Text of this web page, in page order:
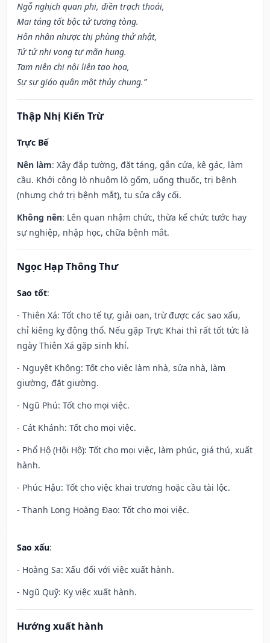
Ngỗ nghịch quan phi, điền trạch thoái,
Mai táng tốt bộc tử tương tòng.
Hôn nhân nhược thị phùng thử nhật,
Tử tử nhi vong tự mãn hung.
Tam niên chi nội liên tạo họa,
Sự sự giáo quân một thủy chung.”
Thập Nhị Kiến Trừ
Trực Bế
Nên làm: Xây đắp tường, đặt táng, gắn cửa, kê gác, làm
cầu. Khởi công lò nhuộm lò gốm, uống thuốc, trị bệnh
(nhưng chớ trị bệnh mắt), tu sửa cây cối.
Không nên: Lên quan nhậm chức, thừa kế chức tước hay
sự nghiệp, nhập học, chữa bệnh mắt.
Ngọc Hạp Thông Thư
Sao tốt:
- Thiên Xá: Tốt cho tế tự, giải oan, trừ được các sao xấu,
chỉ kiêng kỵ động thổ. Nếu gặp Trực Khai thì rất tốt tức là
ngày Thiên Xá gặp sinh khí.
- Nguyệt Không: Tốt cho việc làm nhà, sửa nhà, làm
giường, đặt giường.
- Ngũ Phú: Tốt cho mọi việc.
- Cát Khánh: Tốt cho mọi việc.
- Phổ Hộ (Hội Hộ): Tốt cho mọi việc, làm phúc, giá thú, xuất
hành.
- Phúc Hậu: Tốt cho việc khai trương hoặc cầu tài lộc.
- Thanh Long Hoàng Đạo: Tốt cho mọi việc.
Sao xấu:
- Hoàng Sa: Xấu đối với việc xuất hành.
- Ngũ Quỹ: Kỵ việc xuất hành.
Hướng xuất hành